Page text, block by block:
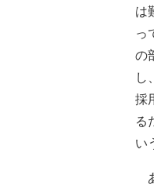
は
っ
の
し
採
る
い